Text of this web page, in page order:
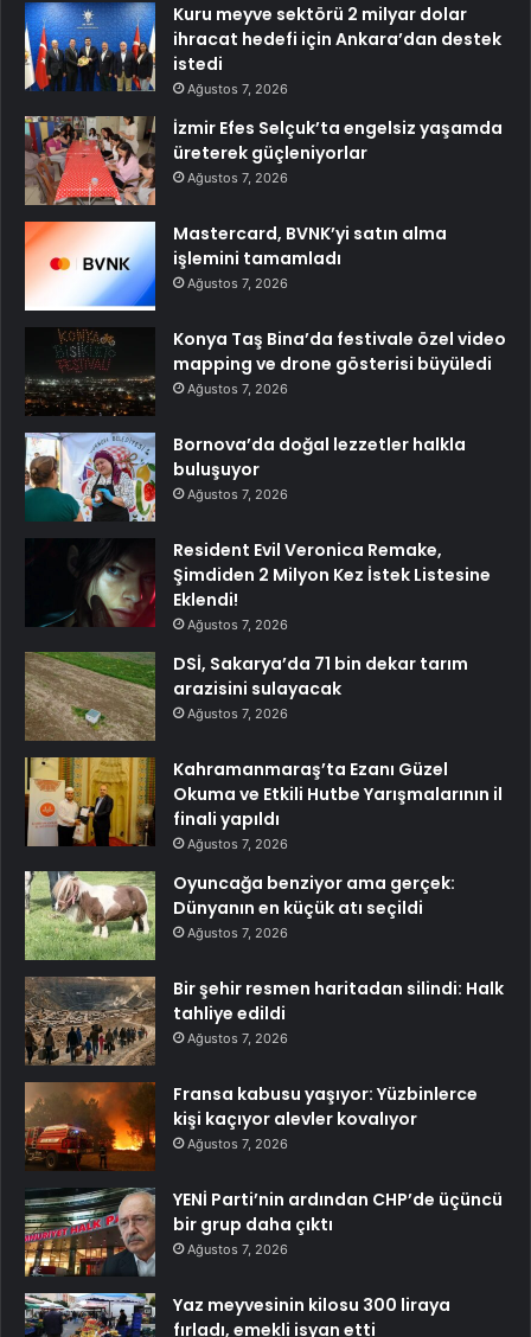
Kuru meyve sektörü 2 milyar dolar
ihracat hedefi için Ankara’dan destek
istedi
Ağustos 7, 2026
İzmir Efes Selçuk’ta engelsiz yaşamda
üreterek güçleniyorlar
Ağustos 7, 2026
Mastercard, BVNK’yi satın alma
işlemini tamamladı
Ağustos 7, 2026
Konya Taş Bina’da festivale özel video
mapping ve drone gösterisi büyüledi
Ağustos 7, 2026
Bornova’da doğal lezzetler halkla
buluşuyor
Ağustos 7, 2026
Resident Evil Veronica Remake,
Şimdiden 2 Milyon Kez İstek Listesine
Eklendi!
Ağustos 7, 2026
DSİ, Sakarya’da 71 bin dekar tarım
arazisini sulayacak
Ağustos 7, 2026
Kahramanmaraş’ta Ezanı Güzel
Okuma ve Etkili Hutbe Yarışmalarının il
finali yapıldı
Ağustos 7, 2026
Oyuncağa benziyor ama gerçek:
Dünyanın en küçük atı seçildi
Ağustos 7, 2026
Bir şehir resmen haritadan silindi: Halk
tahliye edildi
Ağustos 7, 2026
Fransa kabusu yaşıyor: Yüzbinlerce
kişi kaçıyor alevler kovalıyor
Ağustos 7, 2026
YENİ Parti’nin ardından CHP’de üçüncü
bir grup daha çıktı
Ağustos 7, 2026
Yaz meyvesinin kilosu 300 liraya
fırladı, emekli isyan etti